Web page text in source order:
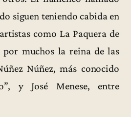
siguen teniendo cabida en
como La Paquera de
por muchos la reina de las
Núñez, más conocido
y José Menese, entre